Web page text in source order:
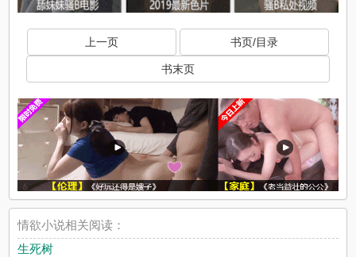
上一页 书页/目录
书末页
情欲小说相关阅读：
生死树